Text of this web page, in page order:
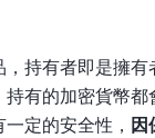
持有者即是擁
有的加密貨幣
定的安全性，